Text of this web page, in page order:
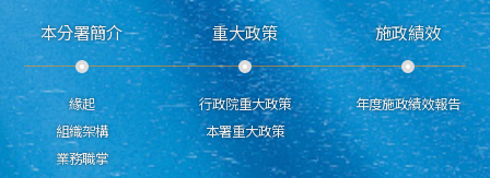
本分署簡介
緣起
組織架構
業務職掌
重大政策
行政院重大政策
本署重大政策
施政績效
年度施政績效報告